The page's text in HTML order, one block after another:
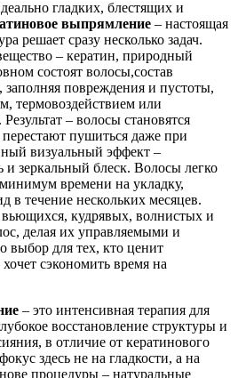
гладких, блестящих и
выпрямление – настоящая
решает сразу несколько задач.
– кератин, природный
состоят волосы,состав
заполняя повреждения и пустоты,
термовоздействием или
– волосы становятся
перестают пушиться даже при
визуальный эффект –
и зеркальный блеск. Волосы легко
времени на укладку,
в течение нескольких месяцев.
кудрявых, волнистых и
делая их управляемыми и
выбор для тех, кто ценит
сэкономить время на
– это интенсивная терапия для
восстановление структуры и
в отличие от кератинового
здесь не на гладкости, а на
процедуры – натуральные